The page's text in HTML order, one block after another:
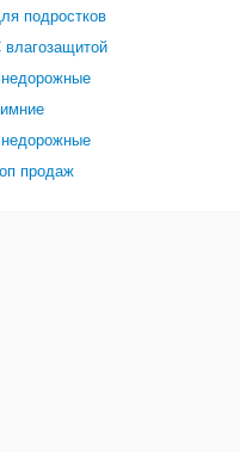
подростков
влагозащитой
продаж